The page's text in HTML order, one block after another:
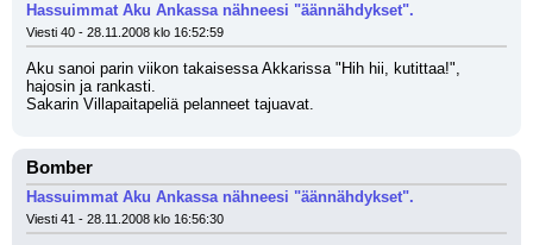
Hassuimmat Aku Ankassa nähneesi "äännähdykset".
Viesti 40 - 28.11.2008 klo 16:52:59
Aku sanoi parin viikon takaisessa Akkarissa "Hih hii, kutittaa!",
hajosin ja rankasti.
Sakarin Villapaitapeliä pelanneet tajuavat.
Bomber
Hassuimmat Aku Ankassa nähneesi "äännähdykset".
Viesti 41 - 28.11.2008 klo 16:56:30